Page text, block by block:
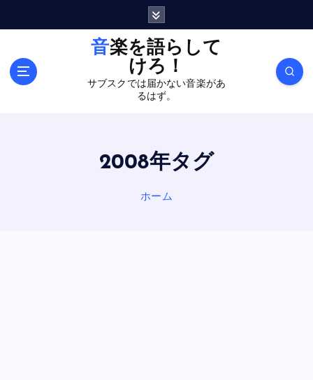
音楽を語らして
けろ！
サブスクでは届かない音楽があ
るはず。
2008年タグ
ホーム